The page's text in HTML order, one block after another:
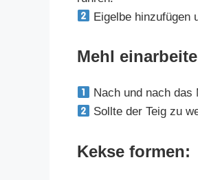
Eigelbe hinzufügen
Mehl
Nach und nach das
Sollte der Teig zu
Kekse formen: